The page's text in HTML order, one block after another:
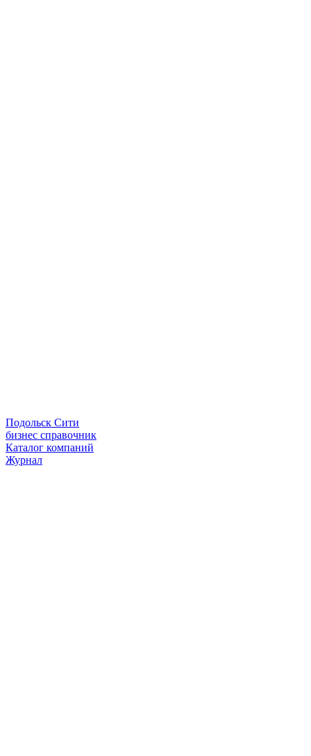
Подольск Сити
бизнес справочник
Каталог компаний
Журнал